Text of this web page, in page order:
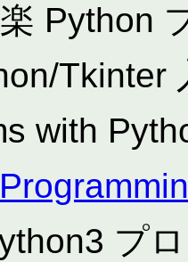
Python
Tkinter
with
プ